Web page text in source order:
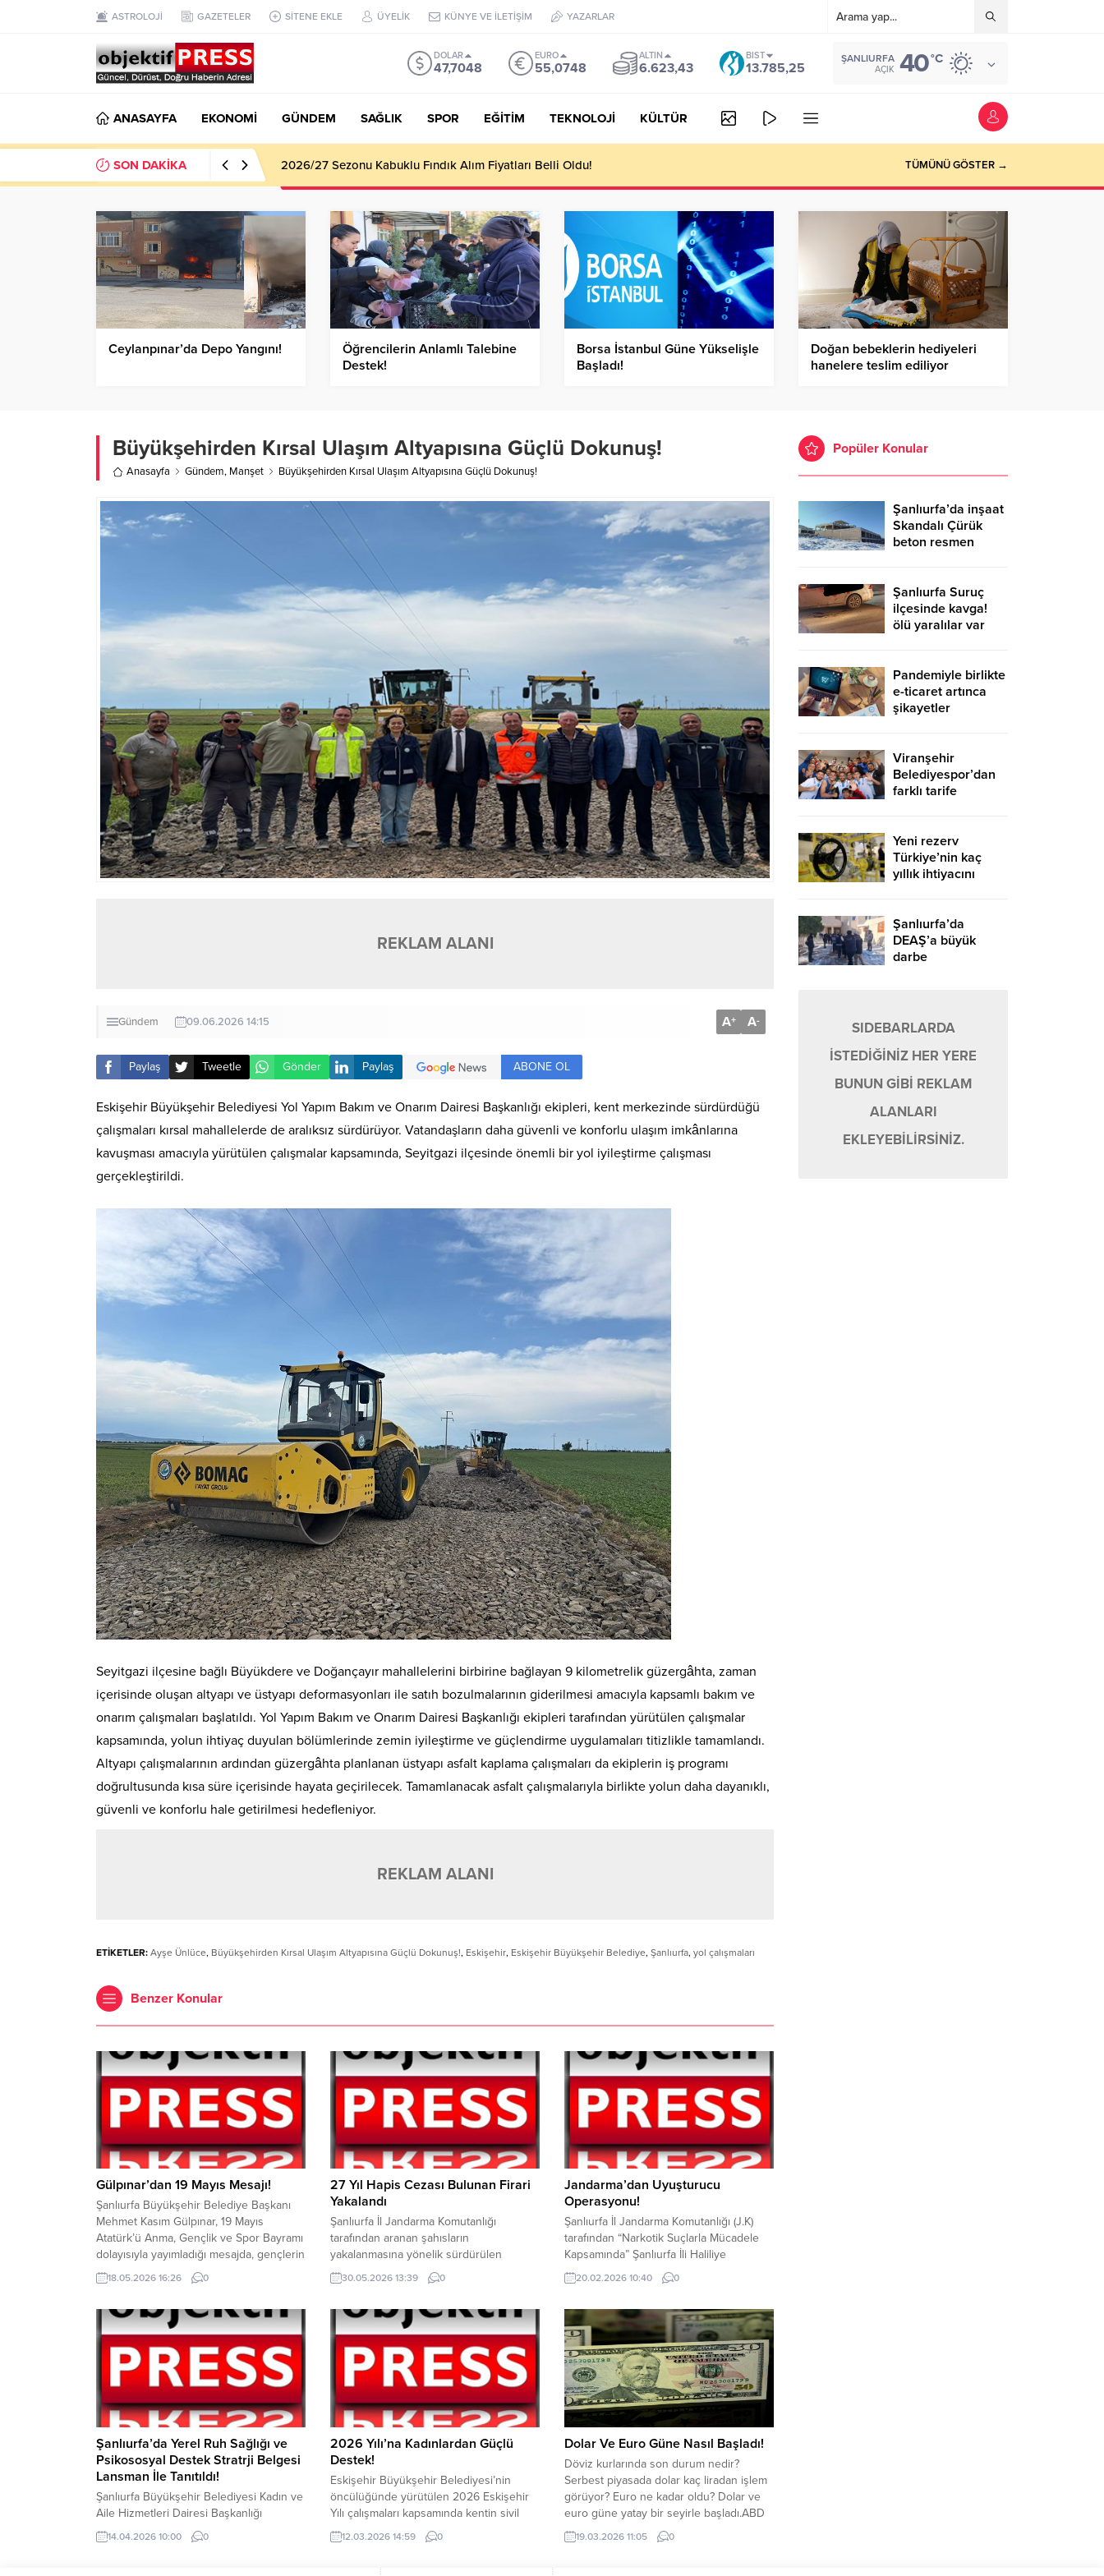
ASTROLOJİ GAZETELER SİTENE EKLE ÜYELİK KÜNYE VE İLETİŞİM YAZARLAR
DOLAR
47,7048
EURO
55,0748
ALTIN
6.623,43
BIST
13.785,25
ŞANLIURFA
AÇIK 40°C
ANASAYFA EKONOMİ GÜNDEM SAĞLIK SPOR EĞİTİM TEKNOLOJİ KÜLTÜR
SON DAKİKA Haliliye Belediyesi Her Gün 4 Bin 898 Kişiye Sıcak Yemek Ulaştırıyor! TÜMÜNÜ GÖSTER →
Ceylanpınar’da Depo Yangını!
Öğrencilerin Anlamlı Talebine
Destek!
Borsa İstanbul Güne Yükselişle
Başladı!
Doğan bebeklerin hediyeleri
hanelere teslim ediliyor
Büyükşehirden Kırsal Ulaşım Altyapısına Güçlü Dokunuş!
Anasayfa Gündem, Manşet Büyükşehirden Kırsal Ulaşım Altyapısına Güçlü Dokunuş!
REKLAM ALANI
Gündem 09.06.2026 14:15 A+ A-
Paylaş Tweetle Gönder Paylaş ABONE OL
Eskişehir Büyükşehir Belediyesi Yol Yapım Bakım ve Onarım Dairesi Başkanlığı ekipleri, kent merkezinde sürdürdüğü
çalışmaları kırsal mahallelerde de aralıksız sürdürüyor. Vatandaşların daha güvenli ve konforlu ulaşım imkânlarına
kavuşması amacıyla yürütülen çalışmalar kapsamında, Seyitgazi ilçesinde önemli bir yol iyileştirme çalışması
gerçekleştirildi.
Seyitgazi ilçesine bağlı Büyükdere ve Doğançayır mahallelerini birbirine bağlayan 9 kilometrelik güzergâhta, zaman
içerisinde oluşan altyapı ve üstyapı deformasyonları ile satıh bozulmalarının giderilmesi amacıyla kapsamlı bakım ve
onarım çalışmaları başlatıldı. Yol Yapım Bakım ve Onarım Dairesi Başkanlığı ekipleri tarafından yürütülen çalışmalar
kapsamında, yolun ihtiyaç duyulan bölümlerinde zemin iyileştirme ve güçlendirme uygulamaları titizlikle tamamlandı.
Altyapı çalışmalarının ardından güzergâhta planlanan üstyapı asfalt kaplama çalışmaları da ekiplerin iş programı
doğrultusunda kısa süre içerisinde hayata geçirilecek. Tamamlanacak asfalt çalışmalarıyla birlikte yolun daha dayanıklı,
güvenli ve konforlu hale getirilmesi hedefleniyor.
REKLAM ALANI
ETİKETLER: Ayşe Ünlüce, Büyükşehirden Kırsal Ulaşım Altyapısına Güçlü Dokunuş!, Eskişehir, Eskişehir Büyükşehir Belediye, Şanlıurfa, yol çalışmaları
Benzer Konular
Gülpınar’dan 19 Mayıs Mesajı!
Şanlıurfa Büyükşehir Belediye Başkanı
Mehmet Kasım Gülpınar, 19 Mayıs
Atatürk’ü Anma, Gençlik ve Spor Bayramı
dolayısıyla yayımladığı mesajda, gençlerin
bilim, teknoloji ve sporla yetişmesinin
Türkiye’nin geleceği açısından büyük
Şanlıurfa’da düzenlenecek TEKNOFEST
ve Şanlıurfa Bilim Merkezi yatırımlarına
dikkat çekti. Şanlıurfa Büyükşehir
Belediye Başkanı Mehmet Kasım
Gülpınar,...
18.05.2026 16:26 0
27 Yıl Hapis Cezası Bulunan Firari
Yakalandı
Şanlıurfa İl Jandarma Komutanlığı
tarafından aranan şahısların
yakalanmasına yönelik sürdürülen
çalışmalar kapsamında, hakkında
“Hırsızlık” suçundan kesinleşmiş 27 yıl 9
isimli şahıs yakalandı. Edinilen bilgilere
göre, Karaköprü ilçesinde Karaköprü İlçe
Jandarma Komutanlığı ekiplerince
gerçekleştirilen operasyonel faaliyet
sonucunda firari hükümlü gözaltına alındı.
YAZI ARASI REKLAM...
30.05.2026 13:39 0
Jandarma’dan Uyuşturucu
Operasyonu!
Şanlıurfa İl Jandarma Komutanlığı (J.K)
tarafından “Narkotik Suçlarla Mücadele
Kapsamında” Şanlıurfa İli Haliliye
İlçesinde, 17.02.2026 tarihinde Haliliye
İlçe J.K.’lığı, İstihbarat ve Narkotik Şube
uyarıcı madde ticareti yaptığı tespit edilen
3 şahsa yönelik hassas burunlu köpek
unsurlarının da katılımı ile icra edilen
operasyonel faaliyetler neticesinde; (4)
Kg....
20.02.2026 10:40 0
Şanlıurfa’da Yerel Ruh Sağlığı ve
Psikososyal Destek Stratrji Belgesi
Lansman İle Tanıtıldı!
Şanlıurfa Büyükşehir Belediyesi Kadın ve
Aile Hizmetleri Dairesi Başkanlığı
tarafından düzenlenen “Yerel Ruh Sağlığı
ve Psikososyal Destek (MHPSS) Strateji
14.04.2026 10:00 0
2026 Yılı’na Kadınlardan Güçlü
Destek!
Eskişehir Büyükşehir Belediyesi’nin
öncülüğünde yürütülen 2026 Eskişehir
Yılı çalışmaları kapsamında kentin sivil
toplum dinamikleri de etkinlikleriyle
sürece katkı sunmaya devam ediyor. Bu
12.03.2026 14:59 0
Dolar Ve Euro Güne Nasıl Başladı!
Döviz kurlarında son durum nedir?
Serbest piyasada dolar kaç liradan işlem
görüyor? Euro ne kadar oldu? Dolar ve
euro güne yatay bir seyirle başladı.ABD
Merkez Bankası (Fed), dün faizleri %3,50
ve %3,75 aralığında sabit bıraktı. Orta
19.03.2026 11:05 0
Popüler Konular
Şanlıurfa’da inşaat
Skandalı Çürük
beton resmen
Şanlıurfa Suruç
ilçesinde kavga!
ölü yaralılar var
Pandemiyle birlikte
e-ticaret artınca
şikayetler
Viranşehir
Belediyespor’dan
farklı tarife
Yeni rezerv
Türkiye’nin kaç
yıllık ihtiyacını
Şanlıurfa’da
DEAŞ’a büyük
darbe
SIDEBARLARDA
İSTEDİĞİNİZ HER YERE
BUNUN GİBİ REKLAM
ALANLARI
EKLEYEBİLİRSİNİZ.